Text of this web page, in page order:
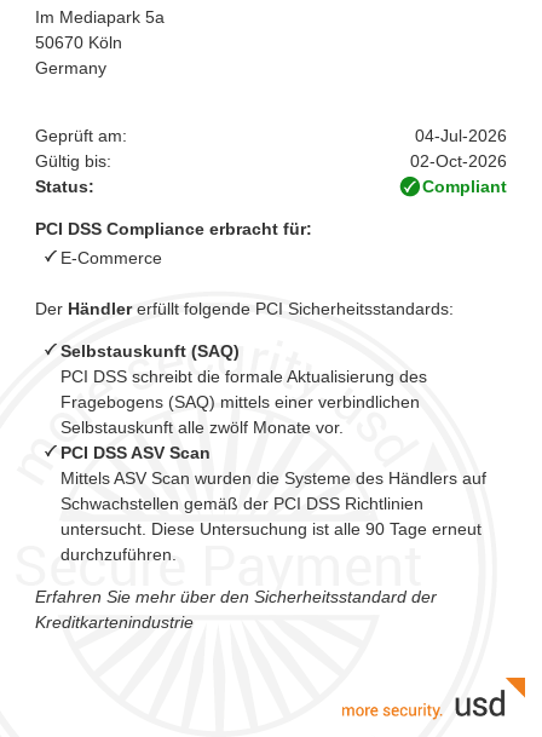
Im Mediapark 5a
50670 Köln
Germany
Geprüft am:
04-Jul-2026
Gültig bis:
02-Oct-2026
Status:
Compliant
PCI DSS Compliance erbracht für:
E-Commerce
Der Händlererfüllt folgende PCI Sicherheitsstandards:
Selbstauskunft (SAQ)
PCI DSS schreibt die formale Aktualisierung des
Fragebogens (SAQ) mittels einer verbindlichen
Selbstauskunft alle zwölf Monate vor.
PCI DSS ASV Scan
Mittels ASV Scan wurden die Systeme des Händlers auf
Schwachstellen gemäß der PCI DSS Richtlinien
untersucht. Diese Untersuchung ist alle 90 Tage erneut
durchzuführen.
Erfahren Sie mehr über den Sicherheitsstandard der
Kreditkartenindustrie